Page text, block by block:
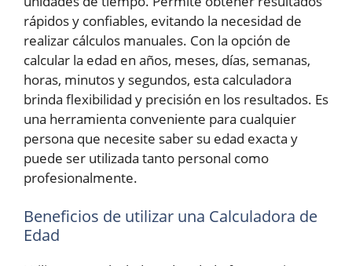
rápidos y confiables, evitando la necesidad de
realizar cálculos manuales. Con la opción de
calcular la edad en años, meses, días, semanas,
horas, minutos y segundos, esta calculadora
brinda flexibilidad y precisión en los resultados. Es
una herramienta conveniente para cualquier
persona que necesite saber su edad exacta y
puede ser utilizada tanto personal como
profesionalmente.
Beneficios de utilizar una Calculadora de
Edad